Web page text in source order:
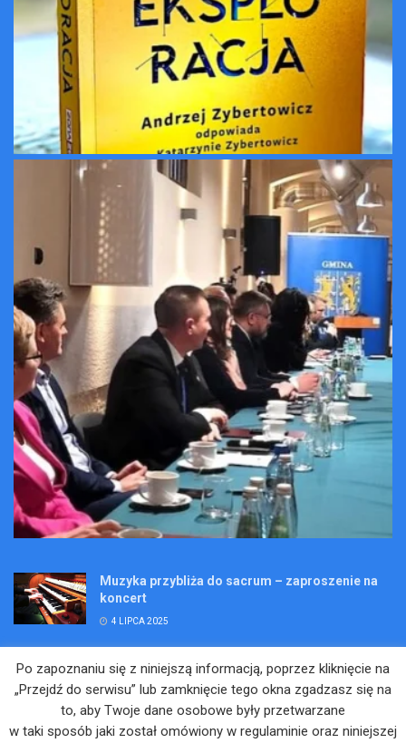
Muzyka przybliża do sacrum – zaproszenie na
koncert
4 LIPCA 2025
Kopalniane Ekspedycje
Adam Maciejczyk: „Chcemy przełamywać
Po zapoznaniu się z niniejszą informacją, poprzez kliknięcie na
„Przejdź do serwisu” lub zamknięcie tego okna zgadzasz się na
to, aby Twoje dane osobowe były przetwarzane
w taki sposób jaki został omówiony w regulaminie oraz niniejszej